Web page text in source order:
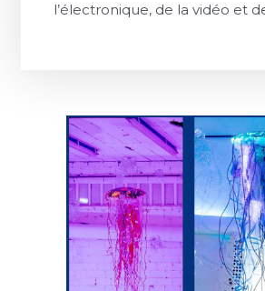
l’électronique, de la vidéo et